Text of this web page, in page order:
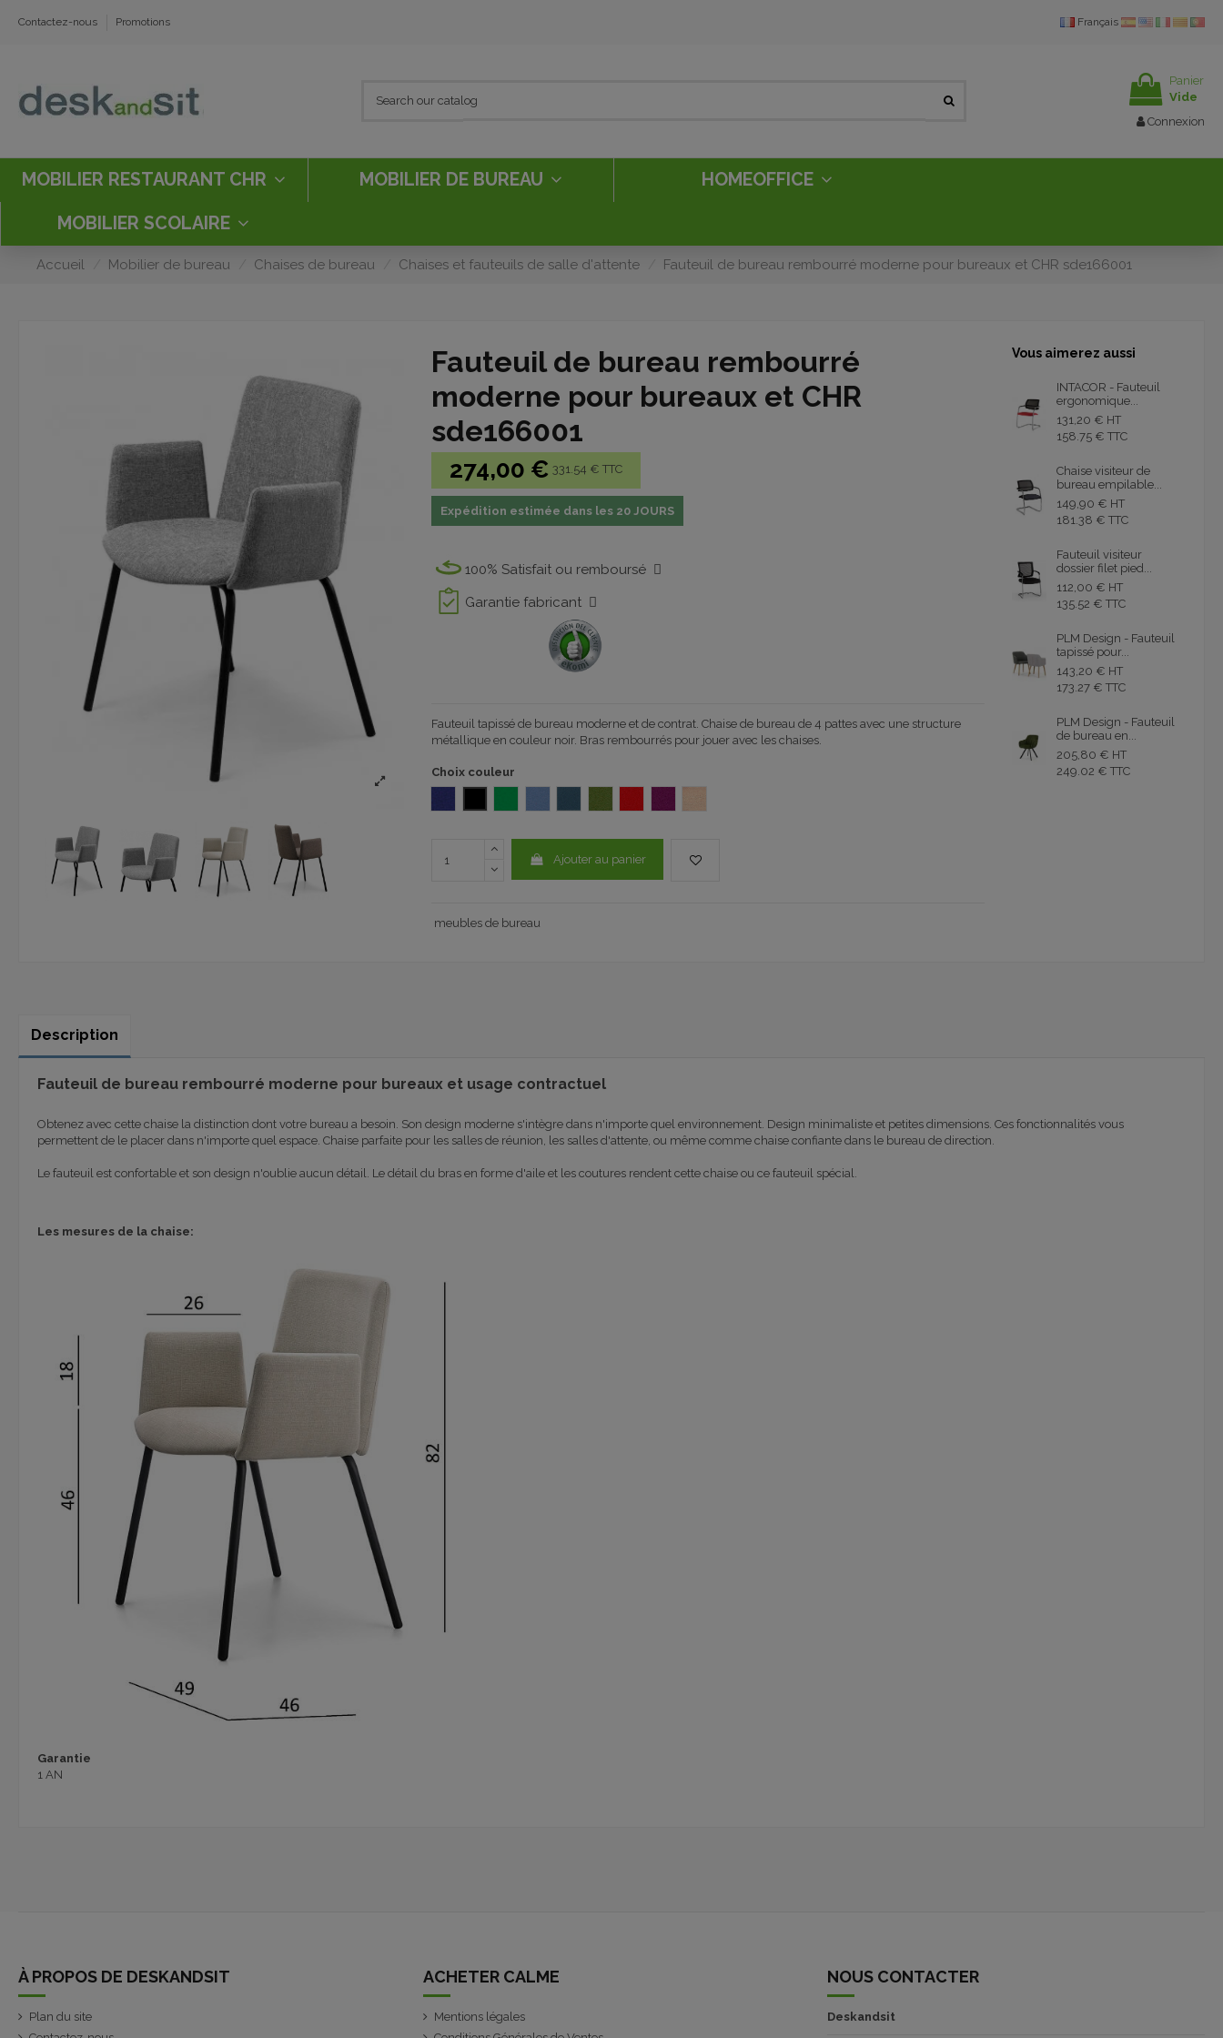
Contactez-nous Promotions Français
Panier
Vide
Connexion
MOBILIER RESTAURANT CHR MOBILIER DE BUREAU HOMEOFFICE
MOBILIER SCOLAIRE
Accueil Mobilier de bureau Chaises de bureau Chaises et fauteuils de salle d'attente Fauteuil de bureau rembourré moderne pour bureaux et CHR sde166001
Fauteuil de bureau rembourré
moderne pour bureaux et CHR
sde166001
274,00 € 331.54 € TTC
Expédition estimée dans les 20 JOURS
100% Satisfait ou remboursé
Garantie fabricant
Fauteuil tapissé de bureau moderne et de contrat. Chaise de bureaude 4 pattes avec une structure
métallique encouleur noir. Bras rembourrés pour jouer avec les chaises.
Choix couleur
Ajouter au panier
meubles de bureau
Vous aimerez aussi
INTACOR - Fauteuil
ergonomique...
131,20 € HT
158.75 € TTC
Chaise visiteur de
bureau empilable...
149,90 € HT
181.38 € TTC
Fauteuil visiteur
dossier filet pied...
112,00 € HT
135.52 € TTC
PLM Design - Fauteuil
tapissé pour...
143,20 € HT
173.27 € TTC
PLM Design - Fauteuil
de bureau en...
205,80 € HT
249.02 € TTC
Description
Fauteuil de bureau rembourré moderne pour bureaux et usage contractuel
Obtenez avec cette chaise la distinction dont votre bureau a besoin. Son design moderne s'intègre dans n'importe quel environnement. Design minimaliste et petites dimensions. Ces fonctionnalités vous
permettent de le placer dans n'importe quel espace. Chaise parfaite pour les salles de réunion, les salles d'attente, ou même comme chaise confiante dans le bureau de direction.
Le fauteuil est confortable et son design n'oublie aucun détail. Le détail du bras en forme d'aile et les coutures rendent cette chaise ou ce fauteuil spécial.
Les mesures de la chaise:
Garantie
1 AN
À PROPOS DE DESKANDSIT
Plan du site
ACHETER CALME
Mentions légales
NOUS CONTACTER
Deskandsit